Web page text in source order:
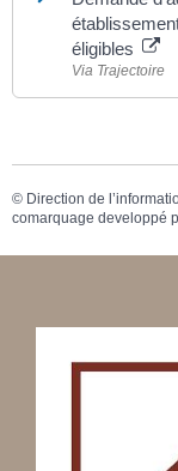
éligibles
Via Trajectoire
© Direction de
comarquage developpé